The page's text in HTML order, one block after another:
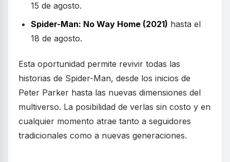
15 de agosto.
Spider-Man: No Way Home (2021) hasta el
18 de agosto.
Esta oportunidad permite revivir todas las
historias de Spider-Man, desde los inicios de
Peter Parker hasta las nuevas dimensiones del
multiverso. La posibilidad de verlas sin costo y en
cualquier momento atrae tanto a seguidores
tradicionales como a nuevas generaciones.